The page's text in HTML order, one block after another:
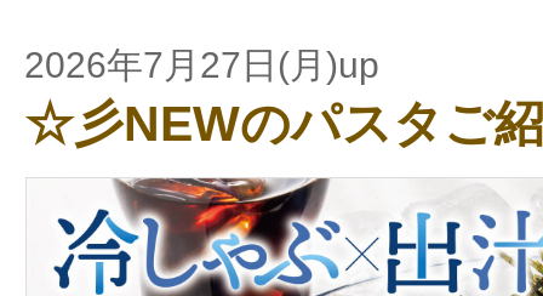
2026年7月27日(月)up
☆彡NEWのパスタご